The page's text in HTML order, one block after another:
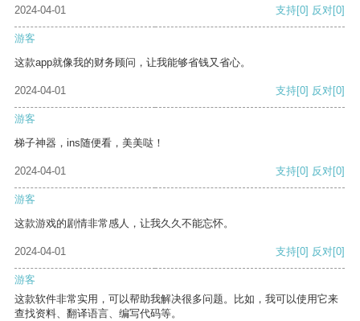
2024-04-01 支持[0] 反对[0]
游客
这款app就像我的财务顾问，让我能够省钱又省心。
2024-04-01 支持[0] 反对[0]
游客
梯子神器，ins随便看，美美哒！
2024-04-01 支持[0] 反对[0]
游客
这款游戏的剧情非常感人，让我久久不能忘怀。
2024-04-01 支持[0] 反对[0]
游客
这款软件非常实用，可以帮助我解决很多问题。比如，我可以使用它来
查找资料、翻译语言、编写代码等。